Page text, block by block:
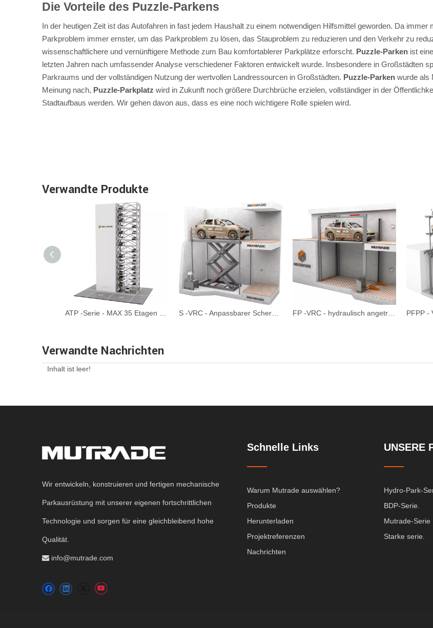
Die Vorteile des Puzzle-Parkens
In der heutigen Zeit ist das Autofahren in fast jedem Haushalt zu einem notwendigen Hilfsmittel geworden. Da
Parkproblem immer ernster, um das Parkproblem zu lösen, das Stauproblem zu reduzieren und den Verkehr zu
wissenschaftlichere und vernünftigere Methode zum Bau komfortablerer Parkplätze erforscht. Puzzle-Parken ist
letzten Jahren nach umfassender Analyse verschiedener Faktoren entwickelt wurde. Insbesondere in Großstädten
Parkraums und der vollständigen Nutzung der wertvollen Landressourcen in Großstädten. Puzzle-Parken wurde als
Meinung nach, Puzzle-Parkplatz wird in Zukunft noch größere Durchbrüche erzielen, vollständiger in der
Stadtaufbaus werden. Wir gehen davon aus, dass es eine noch wichtigere Rolle spielen wird.
Verwandte Produkte
Verwandte Nachrichten
Inhalt ist leer!
Wir entwickeln, konstruieren und fertigen mechanische
Parkausrüstung mit unserer eigenen fortschrittlichen
Technologie und sorgen für eine gleichbleibend hohe
Qualität.
 info@mutrade.com
Schnelle Links
Warum Mutrade auswählen?
Produkte
Herunterladen
Projektreferenzen
Nachrichten
UNSERE
Hydro-Park-
BDP-Serie.
Mutrade-Serie
Starke serie.